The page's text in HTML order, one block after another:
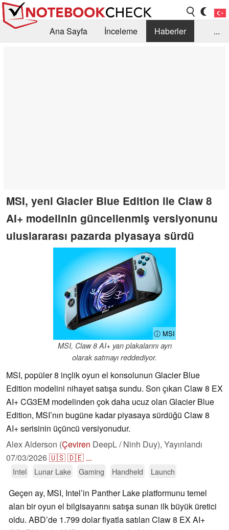
Ana Sayfa İnceleme
Haberler
...
MSI, yeni Glacier Blue Edition ile Claw 8
AI+ modelinin güncellenmiş versiyonunu
uluslararası pazarda piyasaya sürdü
ⓘ MSI
MSI, Claw 8 AI+ yan plakalarını ayrı
olarak satmayı reddediyor.
MSI, popüler 8 inçlik oyun el konsolunun Glacier Blue
Edition modelini nihayet satışa sundu. Son çıkan Claw 8 EX
AI+ CG3EM modelinden çok daha ucuz olan Glacier Blue
Edition, MSI’nın bugüne kadar piyasaya sürdüğü Claw 8
AI+ serisinin üçüncü versiyonudur.
Alex Alderson (Çeviren DeepL / Ninh Duy), Yayınlandı
07/03/2026🇺🇸🇩🇪 ...
Intel Lunar Lake Gaming Handheld Launch
Geçen ay, MSI, Intel’in Panther Lake platformunu temel
alan bir oyun el bilgisayarını satışa sunan ilk büyük üretici
oldu. ABD’de 1.799 dolar fiyatla satılan Claw 8 EX AI+